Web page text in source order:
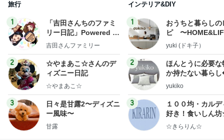
旅行
1
「吉田さんちのファミ
リー日記」Powered b
y Ameba 吉田さんファ
ログ
吉田さんファミリー
2
☆やまあこ☆さんのデ
ィズニー日記
☆やまあこ☆
3
日々是甘露2〜ディズニ
ー風味〜
甘露
インテリア&DIY
1
おうちと暮らしの
ピ 〜
yuki (ドキ子）
2
ほんとうに必要な
か持たない暮ら
ep Life Simple◆
yukiko
3
１００均・カルデ
好き！食いしん
らりん☆のブログ
☆きらりん☆